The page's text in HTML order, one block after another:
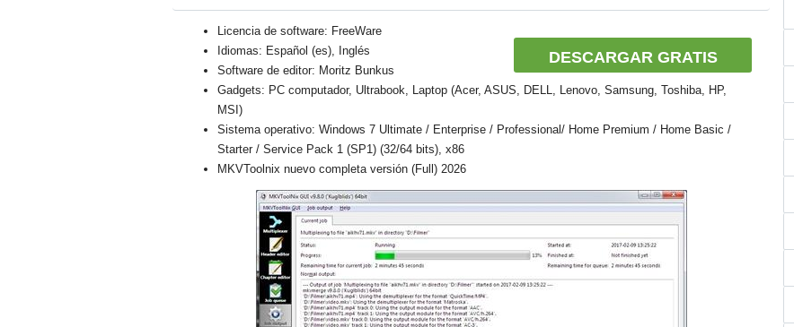
DESCARGAR GRATIS
Licencia de software: FreeWare
Idiomas: Español (es), Inglés
Software de editor: Moritz Bunkus
Gadgets: PC computador, Ultrabook, Laptop (Acer, ASUS, DELL, Lenovo, Samsung, Toshiba, HP,
MSI)
Sistema operativo: Windows 7 Ultimate / Enterprise / Professional/ Home Premium / Home Basic /
Starter / Service Pack 1 (SP1) (32/64 bits), x86
MKVToolnix nuevo completa versión (Full) 2026